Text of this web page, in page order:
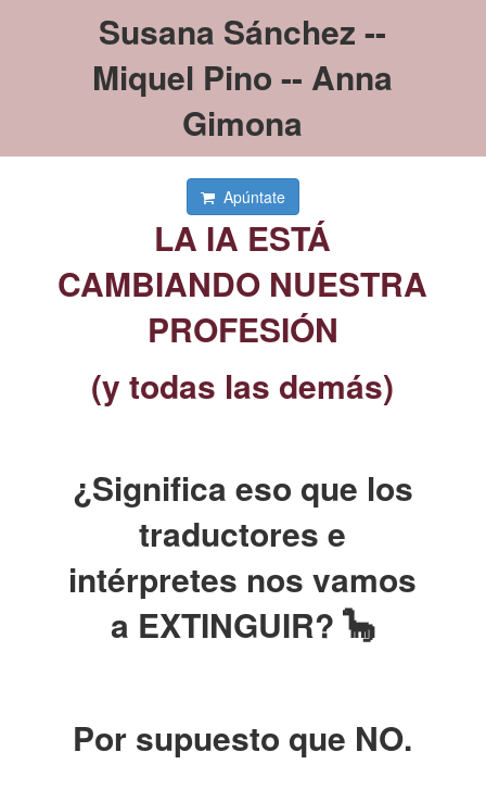
Susana Sánchez --
Miquel Pino -- Anna
Gimona
Apúntate
LA IA ESTÁ
CAMBIANDO NUESTRA
PROFESIÓN
(y todas las demás)
¿Significa eso que los
traductores e
intérpretes nos vamos
a EXTINGUIR? 🦕
Por supuesto que NO.